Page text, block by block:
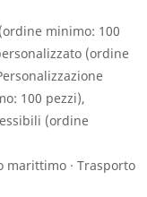
minimo: 100
(ordine
100 pezzi),
(ordine
· Trasporto